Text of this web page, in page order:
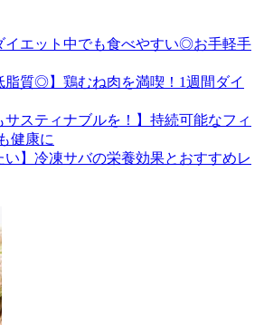
イエット中でも食べやすい◎お手軽手
脂質◎】鶏むね肉を満喫！1週間ダイ
サスティナブルを！】持続可能なフィ
健康に
い】冷凍サバの栄養効果とおすすめレ